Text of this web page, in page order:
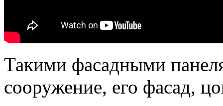
Такими фасадными
сооружение, его фасад,